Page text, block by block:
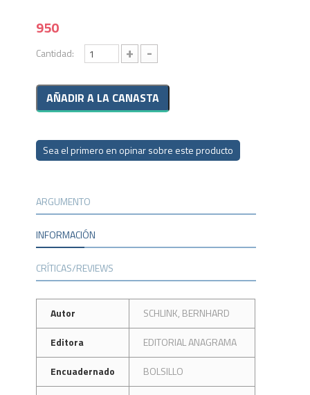
950
Cantidad: + -
Sea el primero en opinar sobre este producto
ARGUMENTO
INFORMACIÓN
CRÍTICAS/REVIEWS
Autor
SCHLINK, BERNHARD
Editora
EDITORIAL ANAGRAMA
Encuadernado
BOLSILLO